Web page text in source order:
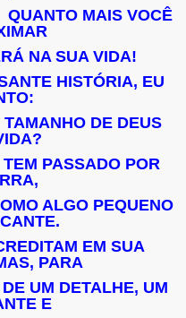
MAIS VOCÊ
NA SUA VIDA!
HISTÓRIA, EU
DE DEUS
PASSADO POR
ALGO PEQUENO
EM SUA
PARA
UM DETALHE, UM
E